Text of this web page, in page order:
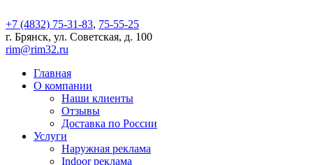
+7 (4832) 75-31-83, 75-55-25
г. Брянск, ул. Советская, д. 100
rim@rim32.ru
Главная
О компании
Наши клиенты
Отзывы
Доставка по России
Услуги
Наружная реклама
Indoor реклама